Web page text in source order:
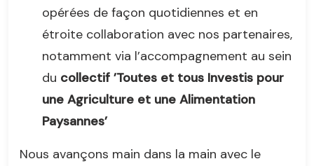
opérées de façon quotidiennes et en
étroite collaboration avec nos partenaires,
notamment via l’accompagnement au sein
du collectif ’Toutes et tous Investis pour
une Agriculture et une Alimentation
Paysannes’
Nous avançons main dans la main avec le